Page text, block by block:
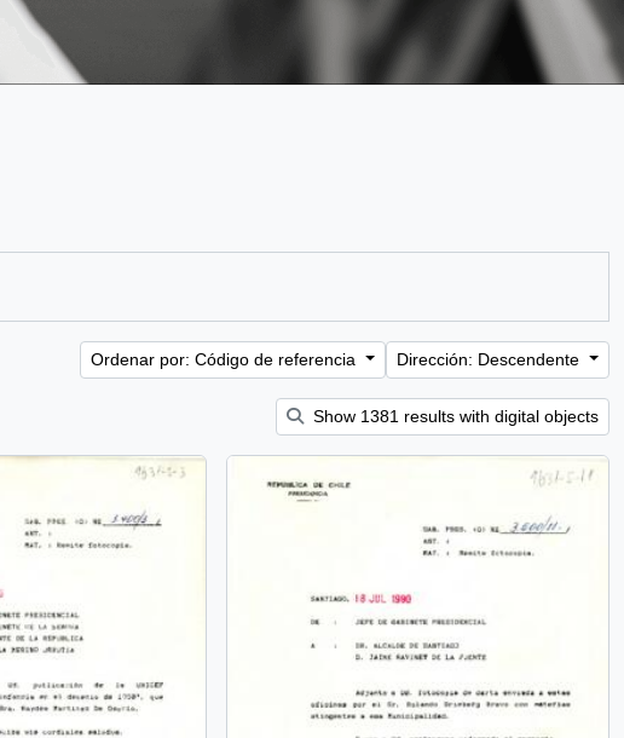
Ordenar por: Código de referencia Dirección: Descendente
Show 1381 results with digital objects